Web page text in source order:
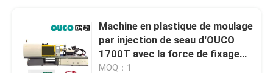
Machine en plastique de moulage
par injection de seau d'OUCO
1700T avec la force de fixage
forte
MOQ：1